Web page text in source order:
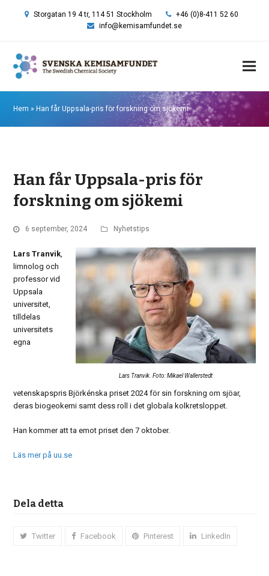
Storgatan 19 4 tr, 114 51 Stockholm
+46 (0)8-411 52 60
info@kemisamfundet.se
Hem » Han får Uppsala-pris för forskning om sjökemi
Han får Uppsala-pris för
forskning om sjökemi
6 september, 2024 Nyhetstips
Lars Tranvik. Foto: Mikael Wallerstedt
Lars Tranvik
limnolog och
professor vid
Uppsala
universitet,
tilldelas
universitets
egna
vetenskapspris Björkénska priset 2024 för sin forskning om sjöar,
deras biogeokemi samt dess roll i det globala kolkretsloppet.
Han kommer att ta emot priset den 7 oktober.
Läs mer på uu.se
Dela detta
Twitter Facebook Pinterest LinkedIn